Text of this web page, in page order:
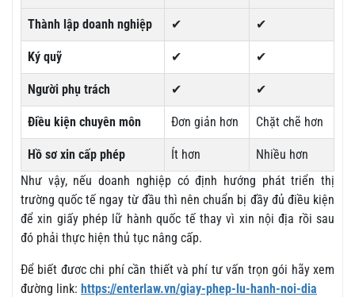
Thành lập doanh nghiệp ✔ ✔
Ký quỹ ✔ ✔
Người phụ trách ✔ ✔
Điều kiện chuyên môn Đơn giản hơn Chặt chẽ hơn
Hồ sơ xin cấp phép Ít hơn
Nhiều hơn
Như vậy, nếu doanh nghiệp có định hướng phát triển thị
trường quốc tế ngay từ đầu thì nên chuẩn bị đầy đủ điều kiện
để xin giấy phép lữ hành quốc tế thay vì xin nội địa rồi sau
đó phải thực hiện thủ tục nâng cấp.
Để biết đươc chi phí cần thiết và phí tư vấn trọn gói hãy xem
đường link: https://enterlaw.vn/giay-phep-lu-hanh-noi-dia